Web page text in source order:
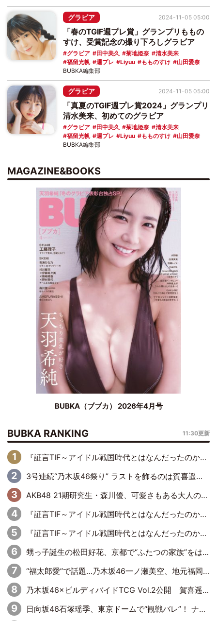
グラビア
「春のTGIF週プレ賞」グランプリももの
すけ、受賞記念の撮り下ろしグラビア
グラビア 田中美久 菊地姫奈
清水美来
福留光帆
週プレ Liyuu もものすけ 山田愛奈
2024-11-05 05:00
BUBKA編集部
グラビア
「真夏のTGIF週プレ賞2024」グランプリ
清水美来、初めてのグラビア
グラビア 田中美久 菊地姫奈
清水美来
福留光帆
週プレ Liyuu もものすけ 山田愛奈
2024-11-05 05:00
BUBKA編集部
MAGAZINE&BOOKS
BUBKA（ブブカ） 2026年4月号
BUBKA RANKING 11:30更新
『証言TIF～アイドル戦国時代とはなんだったのか～』第6回：でんぱ組.inc・古川未鈴×相沢梨紗「『ハロプロやりたかったな』って言ったら、夢眠ねむさんに『てめえはでんぱ組．incなんだよ！』って肩パンされて(笑)」
3号連続“乃木坂46祭り” ラストを飾るのは賀喜遥香…5年ぶりの登場に「5年分大人になった私を見ていただけたら」
AKB48 21期研究生・森川優、可愛さもある大人の女性に
『証言TIF～アイドル戦国時代とはなんだったのか～』第11回：私立恵比寿中学・真山りか×安本彩花「TIFで10年ぶりのキョンシーメイクをしたら、場を完全に引かせてしまって。時代が変わったんだなって」
『証言TIF～アイドル戦国時代とはなんだったのか～』第10回：さくら学院・武藤彩未×飯田らうら「正直、中3で辞めるというのを信じてなくて。そう言われてはいたけど、嘘でしょって」
甥っ子誕生の松田好花、京都で“ふたつの家族”をはしご！ “母”黒谷友香に見送られ、“父”松岡昌宏とはハシゴ酒
“福太郎愛”で話題…乃木坂46一ノ瀬美空、地元福岡『めんべい25周年トップサポーター』に就任
乃木坂46×ビルディバイドTCG Vol.2公開 賀喜遥香＆田村真佑が『京まふ』ステージに登壇
日向坂46石塚瑶季、東京ドームで“観戦バレ”！ ナイツ・塙も認めた「巨人に詳しすぎるアイドル」は元VENUSスクール生で杉内コーチ推し⁉